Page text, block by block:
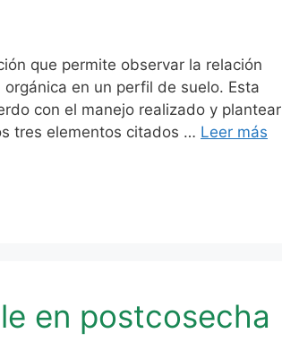
que permite observar la relación
en un perfil de suelo. Esta
con el manejo realizado y plantear
tres elementos citados … Leer más
en postcosecha